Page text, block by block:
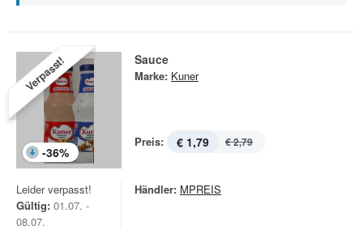
Verpasst!
-36%
Sauce
Marke: Kuner
Preis: € 1,79 € 2,79
Leider verpasst!
Gültig: 01.07. -
08.07.
Händler: MPREIS